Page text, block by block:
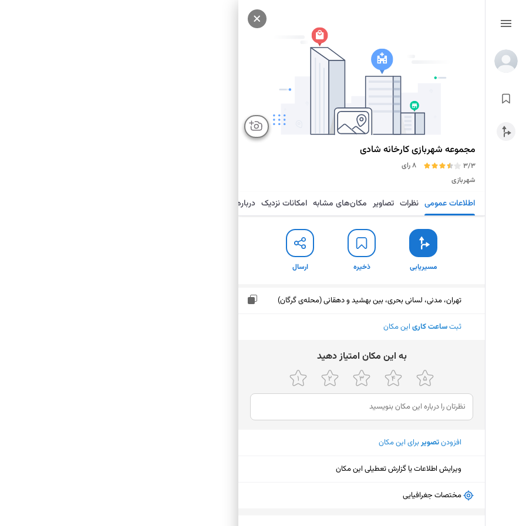
مجموعه شهربازی کارخانه شادی
3/3
8 رای
شهربازی
اطلاعات عمومی نظرات تصاویر مکان‌های مشابه امکانات نزدیک درباره
مسیریابی ذخیره ارسال
تهران، مدنی، لسانی بحری، بین بهشید و دهقانی (محله‌ی گرگان)
ثبتساعت کاری این مکان
ﺑﻪ اﯾﻦ ﻣﮑﺎن اﻣﺘﯿﺎز دﻫﯿﺪ
افزودنتصویربرای این مکان
ویرایش اطلاعات یا گزارش تعطیلی این مکان
مختصات جغرافیایی